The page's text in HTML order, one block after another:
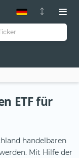
ETF für
handelbaren
Mit Hilfe der